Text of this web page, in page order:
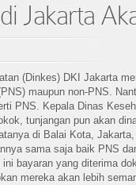
Jakarta
(Dinkes) DKI Jakarta
maupun non-PNS.
PNS. Kepala Dinas
tunjangan pun akan
di Balai Kota,
sama saja baik PNS
bayaran yang diterima
mereka akan lebih